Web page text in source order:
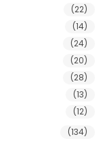
(22)
(14)
(24)
(20)
(28)
(13)
(12)
(134)